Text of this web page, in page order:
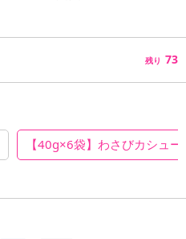
残り 73
【40g×6袋】わさびカシュー